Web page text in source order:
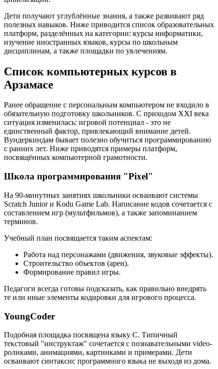
Дети получают углублённые знания, а также развивают ряд
полезных навыков. Ниже приводится список образовательных
платформ, разделённых на категории: курсы информатики,
изучение иностранных языков, курсы по школьным
дисциплинам, а также площадки по увлечениям.
Список компьютерных курсов в
Арзамасе
Ранее обращение с персональным компьютером не входило в
обязательную подготовку школьников. С приходом XXI века
ситуация изменилась: игровой потенциал - это не
единственный фактор, привлекающий внимание детей.
Вундеркиндам бывает полезно обучиться программированию
с ранних лет. Ниже приводятся примеры платформ,
посвящённых компьютерной грамотности.
Школа программирования "Pixel"
На 90-минутных занятиях школьники осваивают системы
Scratch Junior и Kodu Game Lab. Написание кодов сочетается с
составлением игр (мультфильмов), а также запоминанием
терминов.
Учебный план посвящается таким аспектам:
Работа над персонажами (движения, звуковые эффекты).
Строительство объектов (арен).
Формирование правил игры.
Педагоги всегда готовы подсказать, как правильно внедрять
те или иные элементы кодировки для игрового процесса.
YoungCoder
Подобная площадка посвящена языку C. Типичный
текстовый "инструктаж" сочетается с познавательными video-
роликами, анимациями, картинками и примерами. Дети
осваивают синтаксис программного языка не выходя из дома.